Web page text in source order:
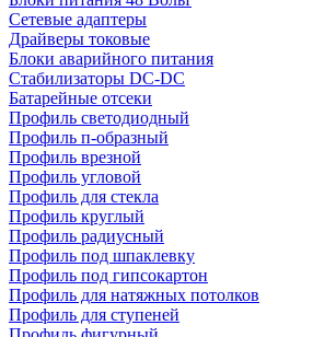
Сетевые адаптеры
Драйверы токовые
Блоки аварийного питания
Стабилизаторы DC-DC
Батарейные отсеки
Профиль светодиодный
Профиль п-образный
Профиль врезной
Профиль угловой
Профиль для стекла
Профиль круглый
Профиль радиусный
Профиль под шпаклевку
Профиль под гипсокартон
Профиль для натяжных потолков
Профиль для ступеней